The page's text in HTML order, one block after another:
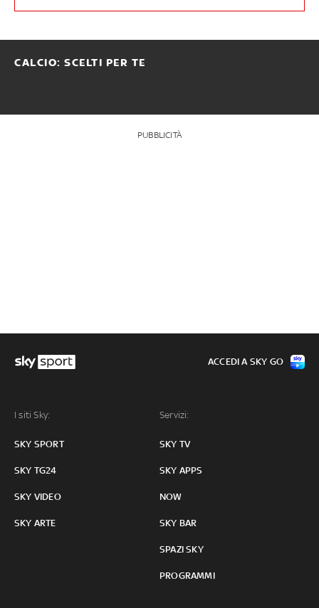
CALCIO: SCELTI PER TE
PUBBLICITÀ
I siti Sky:
SKY SPORT
SKY TG24
SKY VIDEO
SKY ARTE
Servizi:
SKY TV
SKY APPS
NOW
SKY BAR
SPAZI SKY
PROGRAMMI
ACCEDI A SKY GO